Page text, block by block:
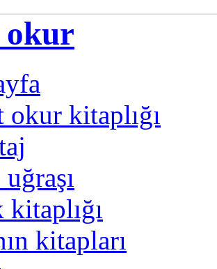
okur
okur kitaplığı
kitaplığı
kitapları